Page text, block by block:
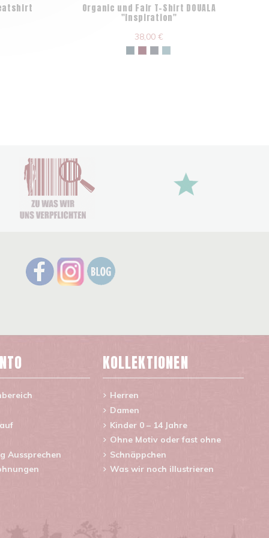
Organic und Fair T-Shirt DOUALA
"Inspiration"
38,00 €
Aussprechen
KOLLEKTIONEN
Herren
Damen
Kinder 0 – 14 Jahre
Ohne Motiv oder fast ohne
Schnäppchen
Was wir noch illustrieren